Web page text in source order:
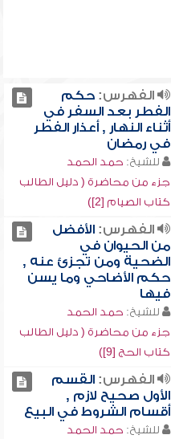
الفهرس:حكم
الفطر بعد السفر في
أثناء النهار , أعذار الفطر
في رمضان
للشيخ: حمد الحمد
جزء من محاضرة ( دليل الطالب
كتاب الصيام [2])
الفهرس:الأفضل
من الحيوان في
الضحية ومن تجزئ عنه ,
حكم الأضاحي وما يسن
فيها
للشيخ: حمد الحمد
جزء من محاضرة ( دليل الطالب
كتاب الحج [9])
الفهرس:القسم
الأول صحيح لازم ,
أقسام الشروط في البيع
للشيخ: حمد الحمد